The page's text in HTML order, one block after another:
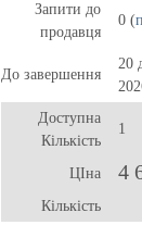
Запити до
продавця
0 (
До завершення
20
Доступна
Кількість
1
ЦІна 4
Кількість